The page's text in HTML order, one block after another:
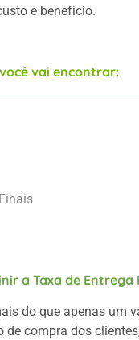
e benefício.
vai encontrar:
a Taxa de Entrega
do que apenas um
de compra dos